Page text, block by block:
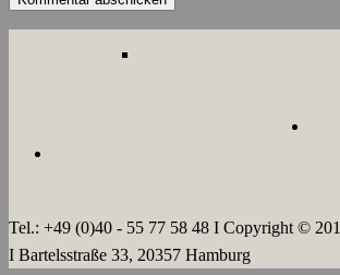
Tel.: +49 (0)40 - 55 77 58 48 I Copyright ©
I Bartelsstraße 33, 20357 Hamburg